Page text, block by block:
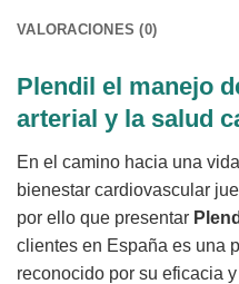
VALORACIONES (0)
Plendil el manejo
arterial y la salud
En el camino hacia una
bienestar cardiovascular
por ello que presentar
clientes en España es una
reconocido por su eficacia